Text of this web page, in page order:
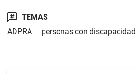
TEMAS
ADPRA
personas con discapacidad